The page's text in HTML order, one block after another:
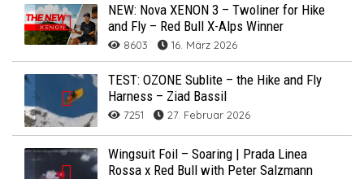
NEW: Nova XENON 3 – Twoliner for Hike
and Fly – Red Bull X-Alps Winner
8603 16. März 2026
TEST: OZONE Sublite – the Hike and Fly
Harness – Ziad Bassil
7251 27. Februar 2026
Wingsuit Foil – Soaring | Prada Linea
Rossa x Red Bull with Peter Salzmann